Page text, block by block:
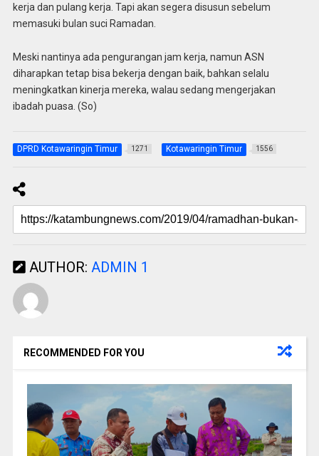
kerja dan pulang kerja. Tapi akan segera disusun sebelum
memasuki bulan suci Ramadan.
Meski nantinya ada pengurangan jam kerja, namun ASN
diharapkan tetap bisa bekerja dengan baik, bahkan selalu
meningkatkan kinerja mereka, walau sedang mengerjakan
ibadah puasa. (So)
DPRD Kotawaringin Timur 1271 Kotawaringin Timur 1556
AUTHOR: ADMIN 1
RECOMMENDED FOR YOU